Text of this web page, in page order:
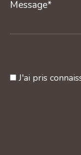
J'ai pris